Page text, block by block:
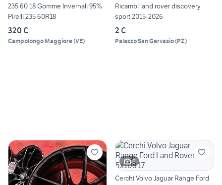
235 60 18 Gomme Invernali 95%
Pirelli 235 60R18
320 €
Campolongo Maggiore(VE)
Ricambi land rover discovery
sport 2015-2026
2 €
Palazzo San Gervasio(PZ)
6
Cerchi Volvo Jaguar Range Ford